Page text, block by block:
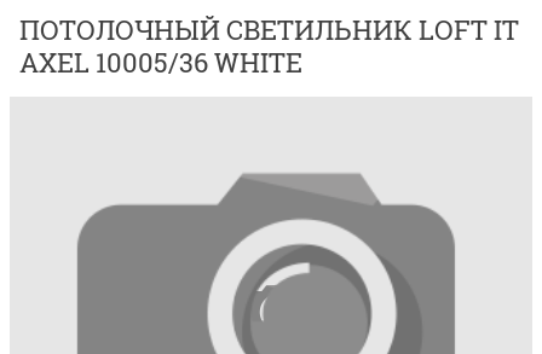
ПОТОЛОЧНЫЙ СВЕТИЛЬНИК LOFT IT
AXEL 10005/36 WHITE